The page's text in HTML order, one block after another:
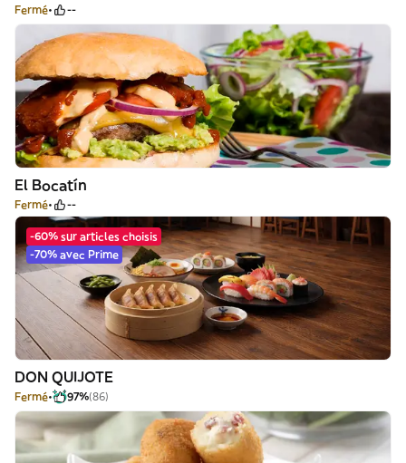
Fermé --
El Bocatín
Fermé --
-60% sur articles choisis
-70% avec Prime
DON QUIJOTE
Fermé 97%(86)